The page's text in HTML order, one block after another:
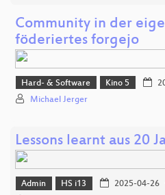
Community in der
föderiertes forgejo
Hard- & Software Kino 5
Michael Jerger
Lessons learnt aus 20
Admin HS i13 2025-04-26